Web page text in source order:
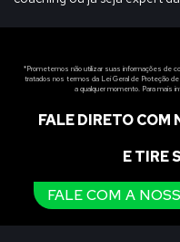
*Prometemos não utilizar suas informações de
tratados nos termos da Lei Geral de Proteção
a qualquer momento. Para mais
FALE DIRETO COM
E TIRE
FALE COM A